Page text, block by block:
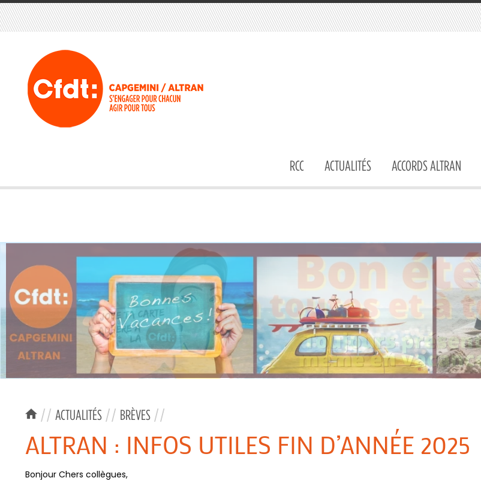
RCC ACTUALITÉS ACCORDS ALTRAN
// ACTUALITÉS // BRÈVES //
ALTRAN : INFOS UTILES FIN D’ANNÉE 2025
Bonjour Chers collègues,